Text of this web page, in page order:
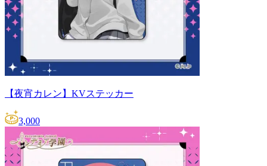
【夜宵カレン】KVステッカー
3,000